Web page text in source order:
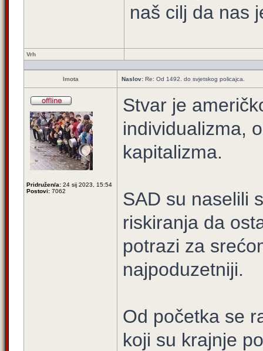
naš cilj da nas
Vrh
Imota Naslov: Re: Od 1492. do svjetskog policajca.
Pridružen/a: 24 sij 2023, 15:54
Postovi: 7062
Stvar je
individualizma,
kapitalizma.
SAD su naselili
riskiranja da
potrazi za
najpoduzetniji.
Od početka se
koji su krajnje